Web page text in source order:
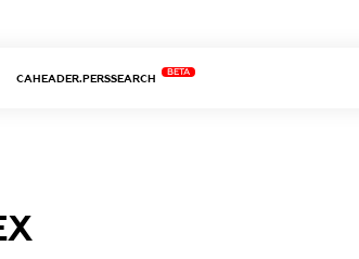
CAHEADER.PERSSEARCH
BETA